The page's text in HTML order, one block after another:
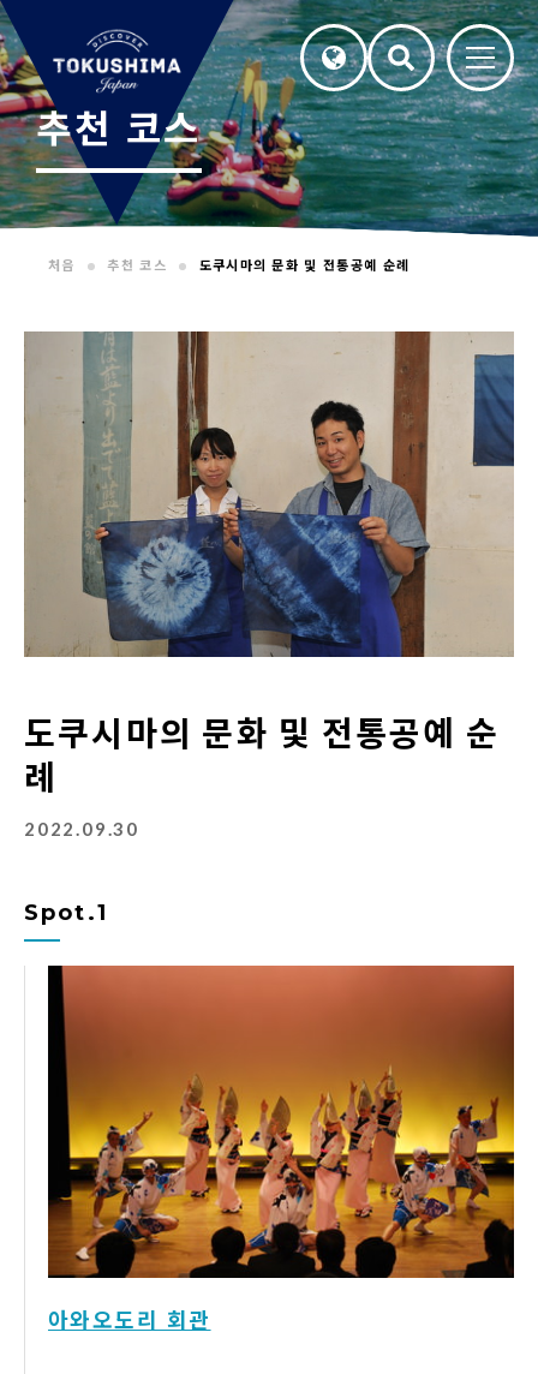
추천 코스
처음 추천 코스 도쿠시마의 문화 및 전통공예 순례
도쿠시마의 문화 및 전통공예 순
례
2022.09.30
아와오도리 회관
Spot.1